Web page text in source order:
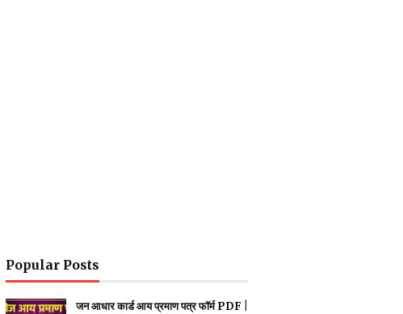
Popular Posts
जन आधार कार्ड आय प्रमाण पत्र फॉर्म PDF |